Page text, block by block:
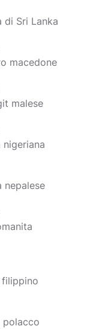
di Sri Lanka
macedone
malese
nigeriana
nepalese
filippino
polacco